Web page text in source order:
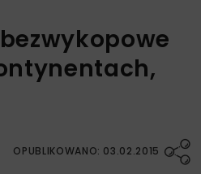
OPUBLIKOWANO: 03.02.2015